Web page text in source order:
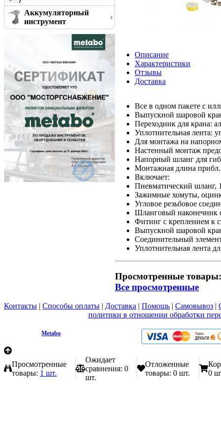
Аккумуляторный
инструмент
Описание
Характеристики
Отзывы
Доставка
Все в одном пакете с
Выпускной шаровой
Переходник для крана:
Уплотнительная лента:
Для монтажа на
Настенный монтаж
Напорный шланг для
Монтажная длина
Включает:
Пневматический шланг,
Зажимные хомуты,
Угловое резьбовое
Шланговый наконечник
Фитинг с креплением к
Выпускной шаровой
Соединительный
Уплотнительная лента
Просмотренные товары:
Все просмотренные
Контакты | Способы оплаты | Доставка | Помощь | Самовывоз |
политики в отношении обработки
Metabo
Просмотренные
товары: 1 шт.
Ожидает
сравнения: 0
шт.
Отложенные
товары: 0 шт.
0